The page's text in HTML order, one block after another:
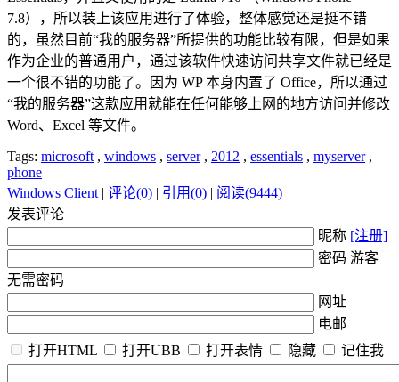
7.8），所以装上该应用进行了体验，整体感觉还是挺不错
的，虽然目前“我的服务器”所提供的功能比较有限，但是如果
作为企业的普通用户，通过该软件快速访问共享文件就已经是
一个很不错的功能了。因为 WP 本身内置了 Office，所以通过
“我的服务器”这款应用就能在任何能够上网的地方访问并修改
Word、Excel 等文件。
Tags: microsoft, windows , server, 2012 , essentials , myserver,
phone
Windows Client| 评论(0) | 引用(0) | 阅读(9444)
发表评论
昵称 [注册]
密码 游客
无需密码
网址
电邮
打开HTML
打开UBB 打开表情 隐藏 记住我